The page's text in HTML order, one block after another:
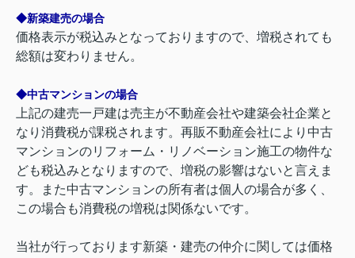
◆新築建売の場合
価格表示が税込みとなっておりますので、増税されても
総額は変わりません。
◆中古マンションの場合
上記の建売一戸建は売主が不動産会社や建築会社企業と
なり消費税が課税されます。再販不動産会社により中古
マンションのリフォーム・リノベーション施工の物件な
ども税込みとなりますので、増税の影響はないと言えま
す。また中古マンションの所有者は個人の場合が多く、
この場合も消費税の増税は関係ないです。
当社が行っております新築・建売の仲介に関しては価格